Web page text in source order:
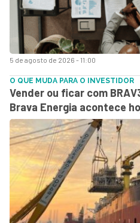
5 de agosto de 2026 - 11:00
O QUE MUDA PARA O INVESTIDOR
Vender ou ficar com
Brava Energia acontece